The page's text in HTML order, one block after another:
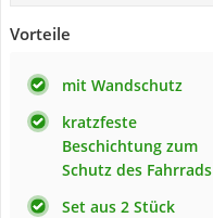
Vorteile
mit Wandschutz
kratzfeste
Beschichtung zum
Schutz des Fahrrads
Set aus 2 Stück